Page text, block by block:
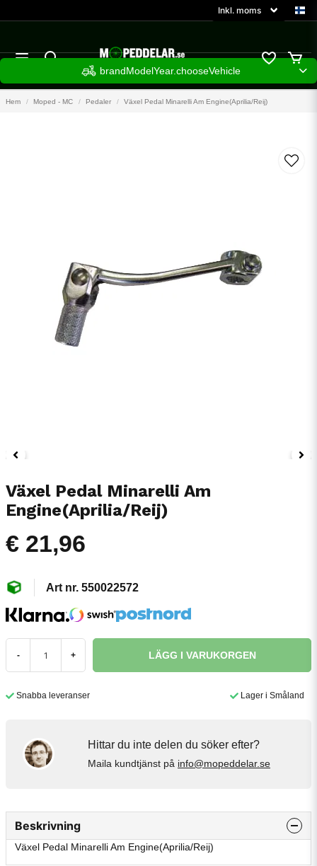
brandModelYear.chooseVehicle
Hem Moped - MC Pedaler Växel Pedal Minarelli Am Engine(Aprilia/Reij)
Växel Pedal Minarelli Am
Engine(Aprilia/Reij)
€ 21,96
550022572
- + LÄGG I VARUKORGEN
Snabba leveranser Lager i Småland
Hittar du inte delen du söker efter?
Maila kundtjänst på info@mopeddelar.se
Beskrivning
Växel Pedal Minarelli Am Engine(Aprilia/Reij)